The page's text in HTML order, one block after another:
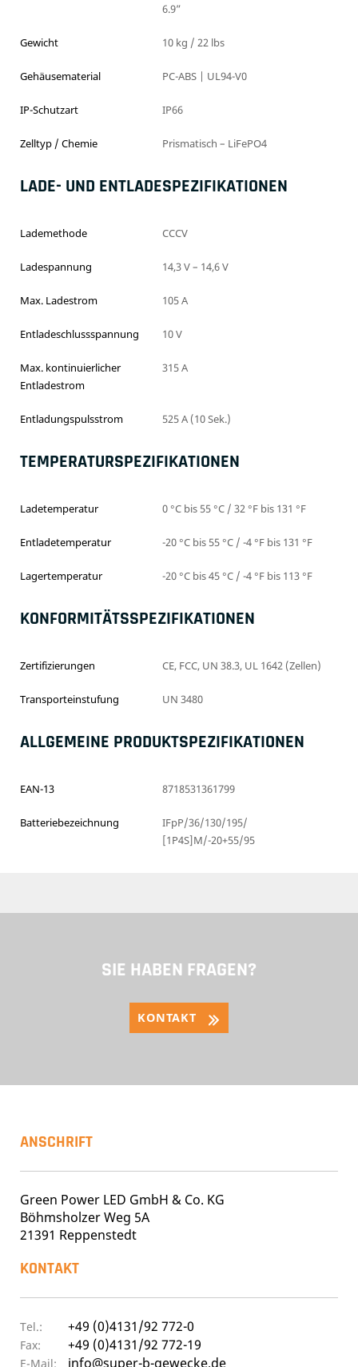
6.9”
Gewicht 10 kg / 22 lbs
Gehäusematerial PC-ABS | UL94-V0
IP-Schutzart IP66
Zelltyp / Chemie Prismatisch – LiFePO4
LADE- UND ENTLADESPEZIFIKATIONEN
Lademethode CCCV
Ladespannung 14,3 V – 14,6 V
Max. Ladestrom 105 A
Entladeschlussspannung 10 V
Max. kontinuierlicher
Entladestrom
315 A
Entladungspulsstrom 525 A (10 Sek.)
TEMPERATURSPEZIFIKATIONEN
Ladetemperatur 0 °C bis 55 °C / 32 °F bis 131 °F
Entladetemperatur -20 °C bis 55 °C / -4 °F bis 131 °F
Lagertemperatur -20 °C bis 45 °C / -4 °F bis 113 °F
KONFORMITÄTSSPEZIFIKATIONEN
Zertifizierungen CE, FCC, UN 38.3, UL 1642 (Zellen)
Transporteinstufung UN 3480
ALLGEMEINE PRODUKTSPEZIFIKATIONEN
EAN-13 8718531361799
Batteriebezeichnung
IFpP/36/130/195/
[1P4S]M/-20+55/95
SIE HABEN FRAGEN?
KONTAKT
ANSCHRIFT
Green Power LED GmbH & Co. KG
Böhmsholzer Weg 5A
21391 Reppenstedt
KONTAKT
Tel.: +49 (0)4131/92 772-0
Fax: +49 (0)4131/92 772-19
E-Mail: info@super-b-gewecke.de